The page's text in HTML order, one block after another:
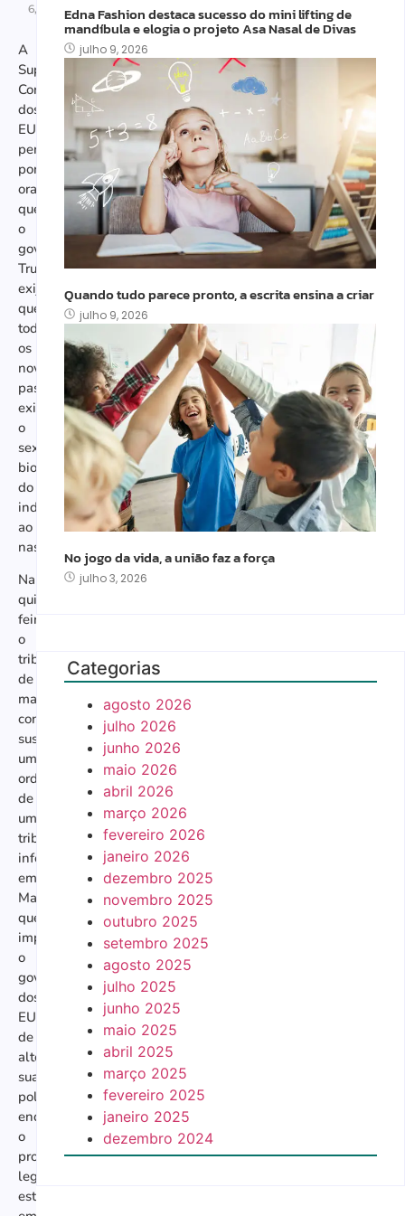
6, 2025
A
Suprema
Corte
dos
EUA
permitirá,
por
ora,
que
o
governo
Trump
exija
que
todos
os
novos
passaportes
exibam
o
sexo
biológico
do
indivíduo
ao
nascer.
Na
quinta-
feira,
o
tribunal
de
maioria
conservadora
suspendeu
uma
ordem
de
um
tribunal
inferior
em
Massachusetts
que
impedia
o
governo
dos
EUA
de
alterar
sua
política,
enquanto
o
processo
legal
estava
Edna Fashion destaca sucesso do mini lifting de
mandíbula e elogia o projeto Asa Nasal de Divas
julho 9, 2026
Quando tudo parece pronto, a escrita ensina a criar
julho 9, 2026
No jogo da vida, a união faz a força
julho 3, 2026
Categorias
agosto 2026
julho 2026
junho 2026
maio 2026
abril 2026
março 2026
fevereiro 2026
janeiro 2026
dezembro 2025
novembro 2025
outubro 2025
setembro 2025
agosto 2025
julho 2025
junho 2025
maio 2025
abril 2025
março 2025
fevereiro 2025
janeiro 2025
dezembro 2024